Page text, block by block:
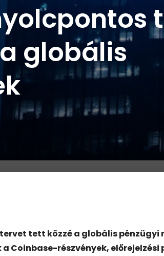
globális
tett közzé a globális pénzügyi
Coinbase-részvények, előrejelzési